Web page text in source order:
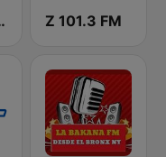
AM Z 101.3 FM